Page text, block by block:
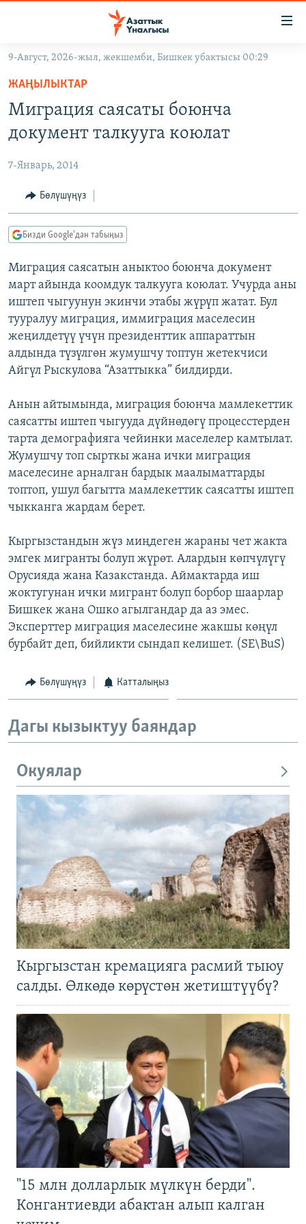
Навигацияга
өтүңүз
Издөөгө
салыңызКЫРГЫЗСТАН
ЭКОНОМИКА
МАДАНИЯТ
ДҮЙНӨ
БОРБОР АЗИЯ
УКРАИНА
АТАЙЫН ИЛИКТӨӨ
ТВ ПРОГРАММАЛАР
ЭКСПЕРТТЕР ТАЛДАЙТ
БИЗ ЖАНА ДҮЙНӨ
ДАНИСТЕ
ЭЖЕ-СИҢДИЛЕР
АЗАТТЫК+
ЫҢГАЙСЫЗ СУРООЛОР
ӨЗГӨЧӨ ПИКИР
Русский
ОНЛАЙН ШЕРИНЕ
ЭЕ/АРнун бардык сайттары
9-Август, 2026-жыл, жекшемби, Бишкек убактысы 00:29
ЖАҢЫЛЫКТАР
Миграция саясаты боюнча
документ талкууга коюлат
7-Январь, 2014
Бөлүшүңүз
Бизди Google'дан табыңыз
Миграция саясатын аныктоо боюнча документ
март айында коомдук талкууга коюлат. Учурда аны
иштеп чыгуунун экинчи этабы жүрүп жатат. Бул
тууралуу миграция, иммиграция маселесин
жеңилдетүү үчүн президенттик аппараттын
алдында түзүлгөн жумушчу топтун жетекчиси
Айгүл Рыскулова “Азаттыкка” билдирди.
Анын айтымында, миграция боюнча мамлекеттик
саясатты иштеп чыгууда дүйнөдөгү процесстерден
тарта демографияга чейинки маселелер камтылат.
Жумушчу топ сырткы жана ички миграция
маселесине арналган бардык маалыматтарды
топтоп, ушул багытта мамлекеттик саясатты иштеп
чыкканга жардам берет.
Кыргызстандын жүз миңдеген жараны чет жакта
эмгек мигранты болуп жүрөт. Алардын көпчүлүгү
Орусияда жана Казакстанда. Аймактарда иш
жоктугунан ички мигрант болуп борбор шаарлар
Бишкек жана Ошко агылгандар да аз эмес.
Эксперттер миграция маселесине жакшы көңүл
бурбайт деп, бийликти сындап келишет. (SE\BuS)
Бөлүшүңүз Катталыңыз
Дагы кызыктуу баяндар
Окуялар
Кыргызстан кремацияга расмий тыюу
салды. Өлкөдө көрүстөн жетиштүүбү?
"15 млн долларлык мүлкүн берди".
Конгантиевди абактан алып калган